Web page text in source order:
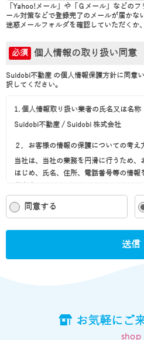
「Yahoo!メール」や「Ｇメール」などの
ール対策などで登録完了のメールが届かな
迷惑メールフォルダを確認していただくか
必須 個人情報の取り扱い同意
Suidobi不動産 の個人情報保護方針に同意
択してください。
1. 個人情報取り扱い業者の氏名又は名称
Suidobi不動産 / Suidobi 株式会社
２．お客様の情報の保護についての考え
当社は、当社の業務を円滑に行うため
はじめ、氏名、住所、電話番号等の情
当社は、これらのお客さまの個人情報（
す。）の適正な保護を重大な責務と認識
法令を遵守し、適切に取り扱います。ま
す。
し、その利用目的にしたがってお客さま
(4) お客さま情報の漏洩、紛失、改ざん
同意する
送信
お気軽にご
shop